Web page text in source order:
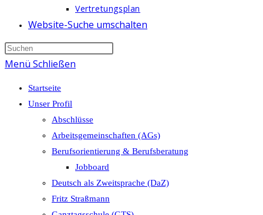
Vertretungsplan
Website-Suche umschalten
Menü Schließen
Startseite
Unser Profil
Abschlüsse
Arbeitsgemeinschaften (AGs)
Berufsorientierung & Berufsberatung
Jobboard
Deutsch als Zweitsprache (DaZ)
Fritz Straßmann